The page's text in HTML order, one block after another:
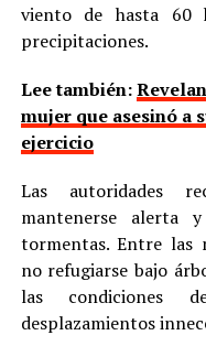
viento de hasta 60
precipitaciones.
Lee también:
mujer que asesinó a
ejercicio
Las autoridades
mantenerse alerta
tormentas. Entre las
no refugiarse bajo
las condiciones
desplazamientos